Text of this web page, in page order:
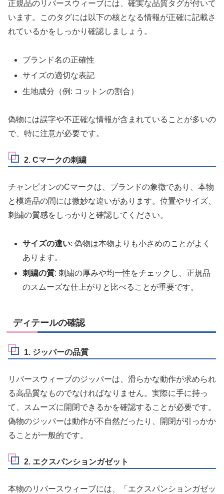
正規品のリバースウィーブには、確実な品質タグが付いて
います。このタグには以下の核となる情報が正確に記載さ
れているかをしっかり確認しましょう。
ブランド名の正確性
サイズの適切な表記
生地成分（例: コットンの割合）
偽物には誤字や不正確な情報が含まれていることが多いの
で、特に注意が必要です。
2. Cマークの刺繍
チャンピオンのCマークは、ブランドの象徴であり、本物
と模造品の間には微妙な違いがあります。位置やサイズ、
刺繍の質感をしっかりと確認してください。
サイズの違い: 偽物は本物よりも小さめのことがよく
あります。
刺繍の質: 刺繍の厚みや均一性をチェックし、正規品
のスムーズな仕上がりと比べることが重要です。
ディテールの確認
1. ジッパーの品質
リバースウィーブのジッパーは、滑らかな動作が求められ
る高品質なものでなければなりません。実際に手に持っ
て、スムーズに開閉できるかを確認することが必要です。
偽物のジッパーは動作が不自然だったり、開閉が引っかか
ることが一般的です。
2. エクスパンションガゼット
本物のリバースウィーブには、「エクスパンションガゼッ